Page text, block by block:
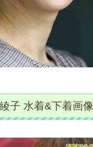
子 水着&下着画像